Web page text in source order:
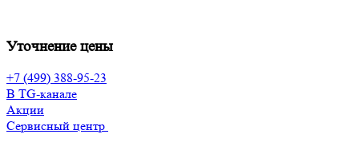
Уточнение цены
+7 (499) 388-95-23
В TG-канале
Акции
Сервисный центр